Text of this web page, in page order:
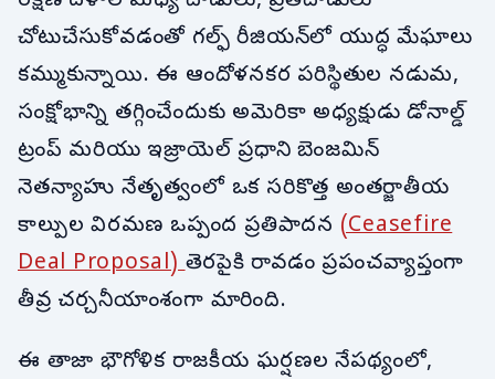
చోటుచేసుకోవడంతో గల్ఫ్ రీజియన్‌లో యుద్ధ మేఘాలు
కమ్ముకున్నాయి. ఈ ఆందోళనకర పరిస్థితుల నడుమ,
సంక్షోభాన్ని తగ్గించేందుకు అమెరికా అధ్యక్షుడు డోనాల్డ్
ట్రంప్ మరియు ఇజ్రాయెల్ ప్రధాని బెంజమిన్
నెతన్యాహు నేతృత్వంలో ఒక సరికొత్త అంతర్జాతీయ
కాల్పుల విరమణ ఒప్పంద ప్రతిపాదన (Ceasefire
Deal Proposal)తెరపైకి రావడం ప్రపంచవ్యాప్తంగా
తీవ్ర చర్చనీయాంశంగా మారింది.
ఈ తాజా భౌగోళిక రాజకీయ ఘర్షణల నేపథ్యంలో,